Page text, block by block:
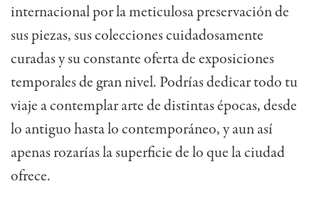
internacional por la meticulosa preservación de
sus piezas, sus colecciones cuidadosamente
curadas y su constante oferta de exposiciones
temporales de gran nivel. Podrías dedicar todo tu
viaje a contemplar arte de distintas épocas, desde
lo antiguo hasta lo contemporáneo, y aun así
apenas rozarías la superficie de lo que la ciudad
ofrece.